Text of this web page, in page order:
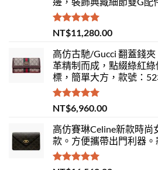
評分5.00
滿分 5
NT$11,280.00
高仿古馳/Gucci 翻蓋錢
革精制而成，點綴綠紅
標，簡單大方，款號：
評分 5.00
滿分 5
NT$6,960.00
高仿賽琳Celine新款時尚
款。方便攜帶出門利器